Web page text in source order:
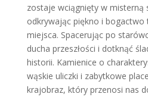
zostaje wciągnięty w misterną
odkrywając piękno i bogactwo
miejsca. Spacerując po
ducha przeszłości i dotknąć
historii. Kamienice o
wąskie uliczki i zabytkowe
krajobraz, który przenosi nas